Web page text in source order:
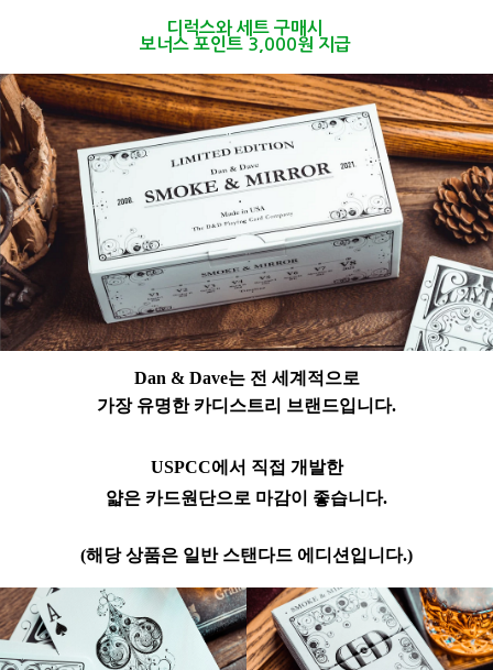
디럭스와 세트 구매시
보너스 포인트 3,000원 지급
Dan & Dave는 전 세계적으로
가장 유명한 카디스트리 브랜드입니다.
USPCC에서 직접 개발한
얇은 카드원단으로 마감이 좋습니다.
(해당 상품은 일반 스탠다드 에디션입니다.)